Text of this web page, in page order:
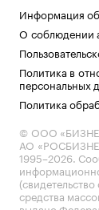
Информация
О соблюдении
Политика в
персональных
Политика
© ООО
АО
1995–2026.
средства